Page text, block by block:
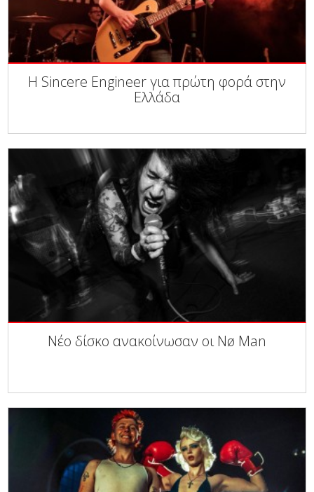
Η Sincere Engineer για πρώτη φορά στην
Ελλάδα
Νέο δίσκο ανακοίνωσαν οι Nø Man